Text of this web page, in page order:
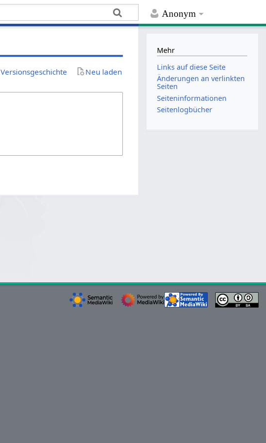
Anonym
Versionsgeschichte Neu laden
Mehr
Links auf diese Seite
Änderungen an verlinkten
Seiten
Seiten­­informationen
Seitenlogbücher